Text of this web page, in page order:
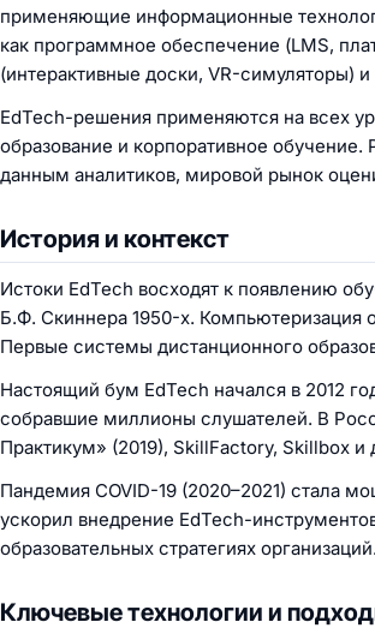
применяющие информационные
как программное обеспечение (LMS,
(интерактивные доски, VR-симуляторы)
EdTech-решения применяются на всех
образование и корпоративное
данным аналитиков, мировой рынок
История и контекст
Истоки EdTech восходят к появлению
Б.Ф. Скиннера 1950-х. Компьютеризация
Первые системы дистанционного
Настоящий бум EdTech начался в 2012
собравшие миллионы слушателей. В
Практикум» (2019), SkillFactory, Skillbox
Пандемия COVID-19 (2020–2021) стала
ускорил внедрение EdTech-
образовательных стратегиях организаций.
Ключевые технологии и